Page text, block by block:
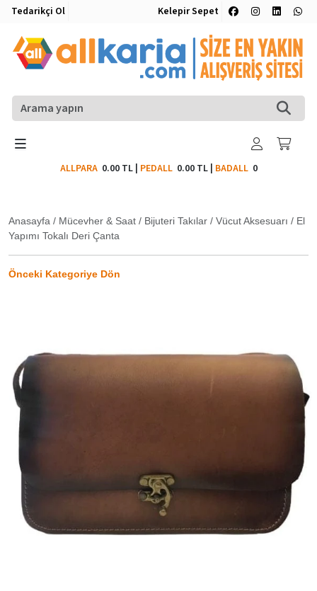
Tedarikçi Ol Kelepir Sepet
ALLPARA 0.00 TL| PEDALL 0.00 TL| BADALL0
Anasayfa / Mücevher & Saat / Bijuteri Takılar / Vücut Aksesuarı / El
Yapımı Tokalı Deri Çanta
Önceki Kategoriye Dön